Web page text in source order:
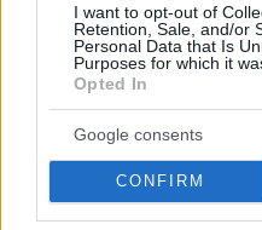
I want to opt-out of
Retention, Sale, and/or
Personal Data that Is
Purposes for which it
Opted In
Google consents
CONFIRM
Το DEI College
βοηθό AI που αλλάζει τον
φοιτητές
30.07.2026, 09:33
03.08.2026, 10:56